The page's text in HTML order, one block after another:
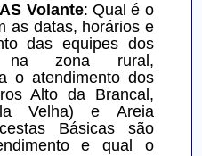
Volante: Qual é o
as datas, horários e
das equipes dos
na zona rural,
o atendimento dos
Alto da Brancal,
Velha) e Areia
Básicas são
e qual o